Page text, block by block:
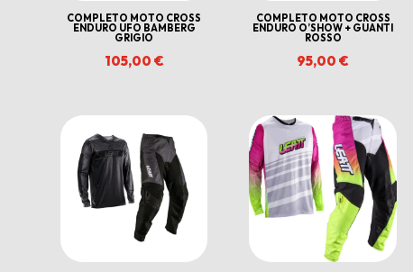
COMPLETO MOTO CROSS
ENDURO UFO BAMBERG
GRIGIO
105,00 €
COMPLETO MOTO CROSS
ENDURO O’SHOW + GUANTI
ROSSO
95,00€